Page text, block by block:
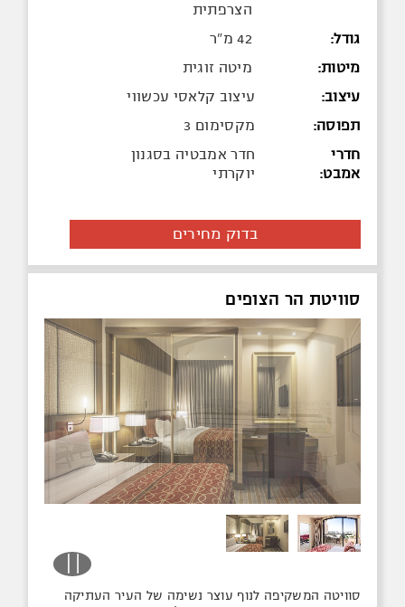
הצרפתית
גודל:
42 מ"ר
מיטות:
מיטה זוגית
עיצוב:
עיצוב קלאסי עכשווי
תפוסה:
מקסימום 3
חדרי
אמבט:
חדר אמבטיה בסגנון
יוקרתי
בדוק מחירים
סוויטה המשקיפה לנוף עוצר נשימה של העיר העתיקה
סוויטת הר הצופים